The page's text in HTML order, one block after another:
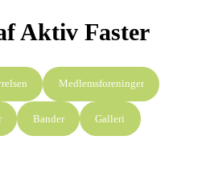
Aktiv Faster
Medlemsforeninger
Bander Galleri